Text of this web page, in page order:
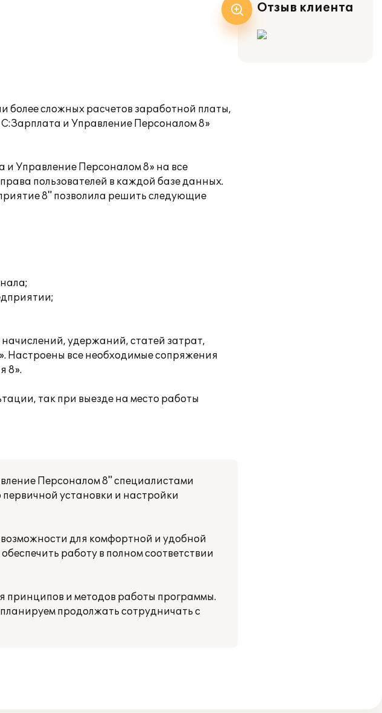
более сложных расчетов заработной платы,
и Управление Персоналом 8»
Управление Персоналом 8» на все
пользователей в каждой базе данных.
8" позволила решить следующие
удержаний, статей затрат,
Настроены все необходимые сопряжения
8».
так при выезде на место работы
Персоналом 8" специалистами
установки и настройки
для комфортной и удобной
работу в полном соответствии
принципов и методов работы программы.
продолжать сотрудничать с
Отзыв клиента